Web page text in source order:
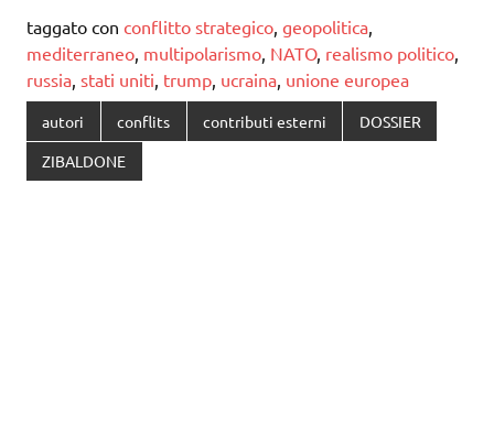
taggato con conflitto strategico, geopolitica,
mediterraneo, multipolarismo, NATO, realismo politico,
russia, stati uniti, trump, ucraina, unione europea
autori conflits contributi esterni DOSSIER
ZIBALDONE